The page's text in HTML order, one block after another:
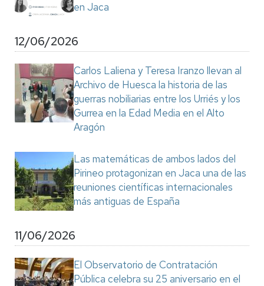
en Jaca
12/06/2026
Carlos Laliena y Teresa Iranzo llevan al
Archivo de Huesca la historia de las
guerras nobiliarias entre los Urriés y los
Gurrea en la Edad Media en el Alto
Aragón
Las matemáticas de ambos lados del
Pirineo protagonizan en Jaca una de las
reuniones científicas internacionales
más antiguas de España
11/06/2026
El Observatorio de Contratación
Pública celebra su 25 aniversario en el